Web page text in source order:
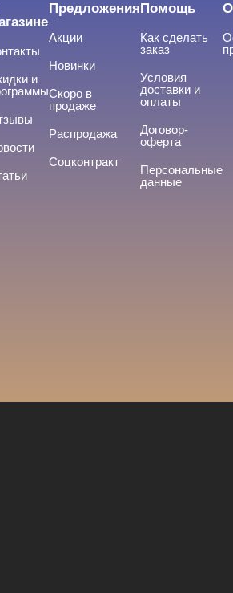
и
Предложения
Акции
Новинки
Скоро в
продаже
Распродажа
Соцконтракт
Помощь
Как сделать
заказ
Условия
доставки и
оплаты
Договор-
оферта
Персональные
данные